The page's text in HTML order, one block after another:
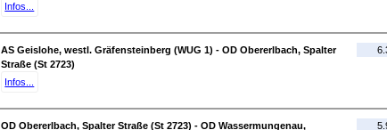
Infos...
AS Geislohe, westl. Gräfensteinberg (WUG 1) - OD Obererlbach, Spalter
Straße (St 2723)
Infos...
OD Obererlbach, Spalter Straße (St 2723) - OD Wassermungenau,